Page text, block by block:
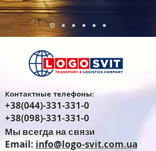
Контактные телефоны:
+38(044)-331-331-0
+38(098)-331-331-0
Мы всегда на связи
Email: info@logo-svit.com.ua